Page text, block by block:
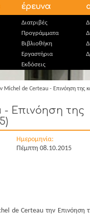
έρευνα
Διατριβές
Προγράμματα
Βιβλιοθήκη
Εργαστήρια
Εκδόσεις
Michel de Certeau - Επινόηση της
- Επινόηση της
Ημερομηνία:
Πέμπτη 08.10.2015
de Certeau την Επινόηση